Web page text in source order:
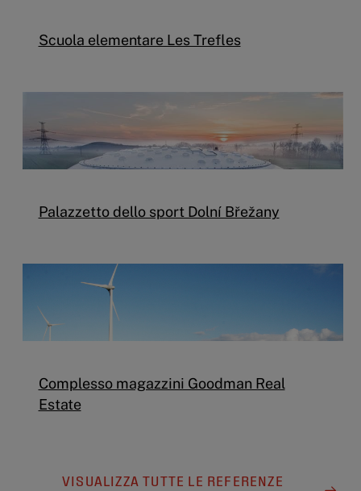
Scuola elementare Les Trefles
Palazzetto dello sport Dolní Břežany
Complesso magazzini Goodman Real
Estate
VISUALIZZA TUTTE LE REFERENZE